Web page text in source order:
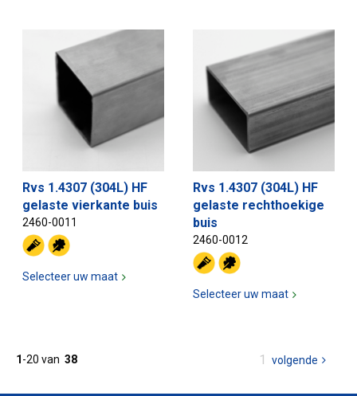
Rvs 1.4307 (304L) HF
gelaste vierkante buis
2460-0011
Selecteer uw maat
Rvs 1.4307 (304L) HF
gelaste rechthoekige
buis
2460-0012
Selecteer uw maat
1-20 van 38
U1 volgende pagina